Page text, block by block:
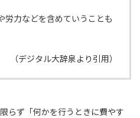
労力などを含めていうことも
（デジタル大辞泉より引用）
らず「何かを行うときに費やす